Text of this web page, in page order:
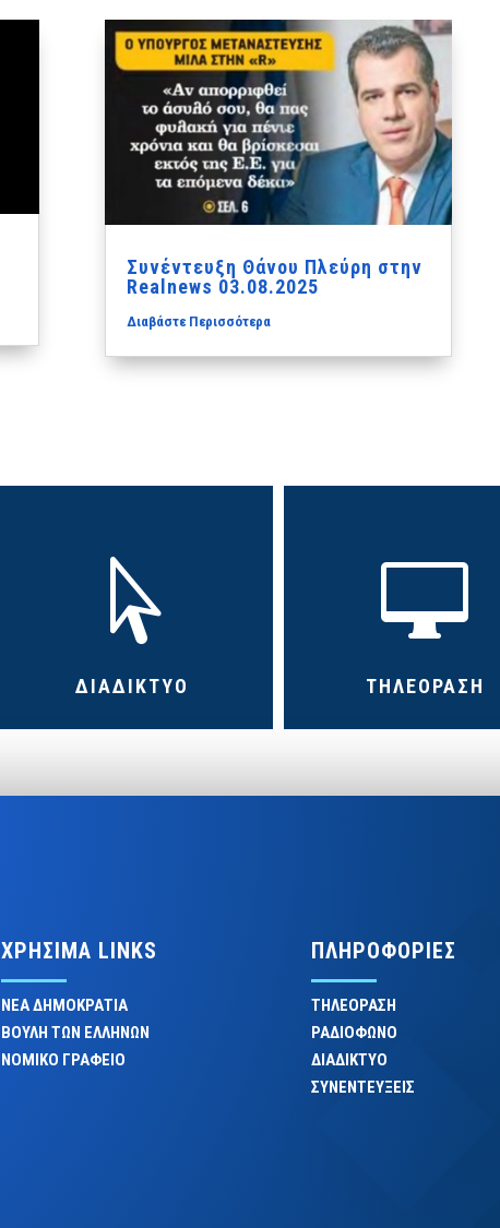
Συνέντευξη Θάνου Πλεύρη στην
Realnews 03.08.2025
Διαβάστε Περισσότερα

ΔΙΑΔΙΚΤΥΟ

ΤΗΛΕΟΡΑΣΗ
ΧΡΗΣΙΜΑ LINKS
ΝΕΑ ΔΗΜΟΚΡΑΤΙΑ
ΒΟΥΛΗ ΤΩΝ ΕΛΛΗΝΩΝ
ΝΟΜΙΚΟ ΓΡΑΦΕΙΟ
ΠΛΗΡΟΦΟΡΙΕΣ
ΤΗΛΕΟΡΑΣΗ
ΡΑΔΙΟΦΩΝΟ
ΔΙΑΔΙΚΤΥΟ
ΣΥΝΕΝΤΕΥΞΕΙΣ